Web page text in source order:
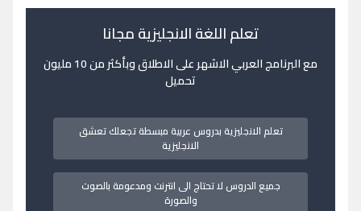
تعلم اللغة الانجليزية مجانا
مع البرنامج العربي الاشهر على الاطلاق وبأكثر من 10 مليون
تحميل
تعلم الانجليزية بدروس عربية مبسطة تجعلك تعشق
الانجليزية
جميع الدروس لا تحتاج الى انترنت ومدعومة بالصوت
والصورة